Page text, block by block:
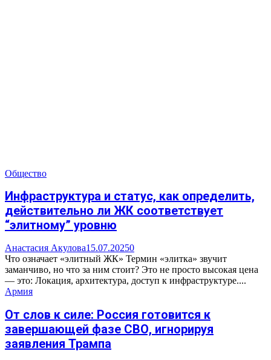
Общество
Инфраструктура и статус, как определить,
действительно ли ЖК соответствует
“элитному” уровню
Анастасия Акулова15.07.20250
Что означает «элитный ЖК» Термин «элитка» звучит
заманчиво, но что за ним стоит? Это не просто высокая цена
— это: Локация, архитектура, доступ к инфраструктуре....
Армия
От слов к силе: Россия готовится к
завершающей фазе СВО, игнорируя
заявления Трампа